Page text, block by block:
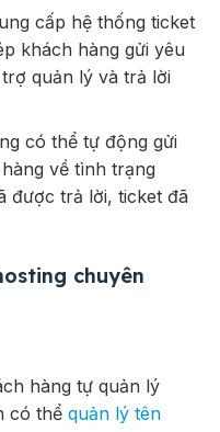
cấp hệ thống ticket
khách hàng gửi yêu
quản lý và trả lời
có thể tự động gửi
về tình trạng
được trả lời, ticket đã
chuyên
hàng tự quản lý
có thể quản lý tên